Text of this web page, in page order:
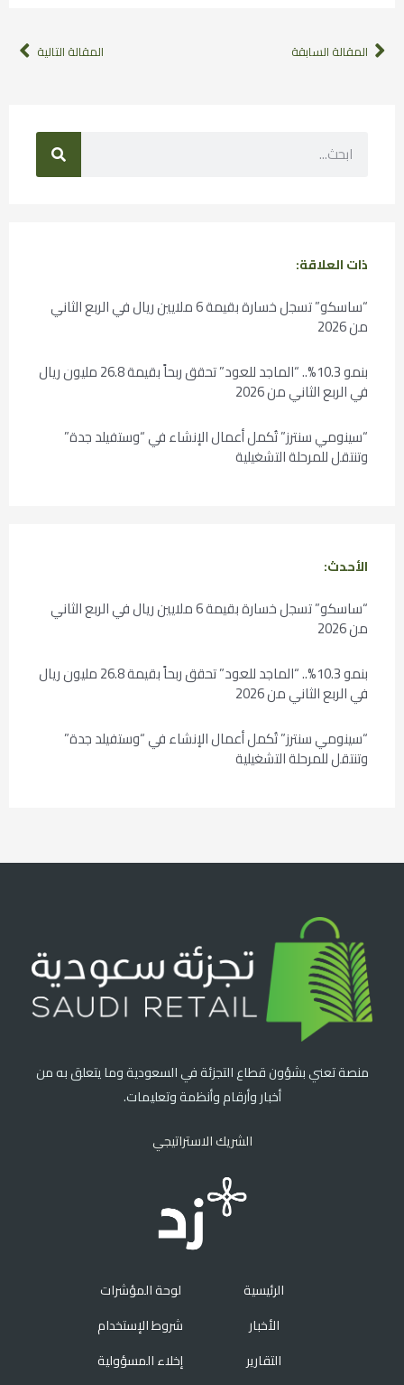
المقالة السابقة المقالة التالية
ذات العلاقة:
“ساسكو” تسجل خسارة بقيمة 6 ملايين ريال في الربع الثاني
من 2026
بنمو 10.3%.. “الماجد للعود” تحقق ربحاً بقيمة 26.8 مليون ريال
في الربع الثاني من 2026
“سينومي سنترز” تُكمل أعمال الإنشاء في “وستفيلد جدة”
وتنتقل للمرحلة التشغيلية
الأحدث:
“ساسكو” تسجل خسارة بقيمة 6 ملايين ريال في الربع الثاني
من 2026
بنمو 10.3%.. “الماجد للعود” تحقق ربحاً بقيمة 26.8 مليون ريال
في الربع الثاني من 2026
“سينومي سنترز” تُكمل أعمال الإنشاء في “وستفيلد جدة”
وتنتقل للمرحلة التشغيلية
منصة تعني بشؤون قطاع التجزئة في السعودية وما يتعلق به من
أخبار وأرقام وأنظمة وتعليمات.
الشريك الاستراتيجي
الرئيسية
الأخبار
التقارير
لوحة المؤشرات
شروط الإستخدام
إخلاء المسؤولية